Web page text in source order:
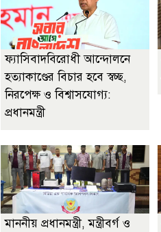
ফ্যাসিবাদবিরোধী আন্দোলনে
হত্যাকাণ্ডের বিচার হবে স্বচ্ছ,
নিরপেক্ষ ও বিশ্বাসযোগ্য:
প্রধানমন্ত্রী
মাননীয় প্রধানমন্ত্রী, মন্ত্রীবর্গ ও